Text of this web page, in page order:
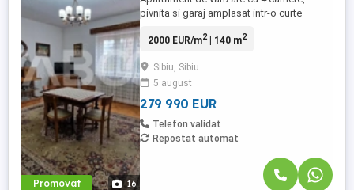
Promovat 16
pivnita si garaj amplasat intr-o curte
comercial cu intrare separata din strada,
amplasata in zona centrala a orasului
Sibiu. Apartamentul este pozitionat la
etajul 1 al unei cladiri cu ...
2000 EUR/m2| 140 m2
Sibiu, Sibiu
5 august
279 990 EUR
Telefon validat
Repostat automat